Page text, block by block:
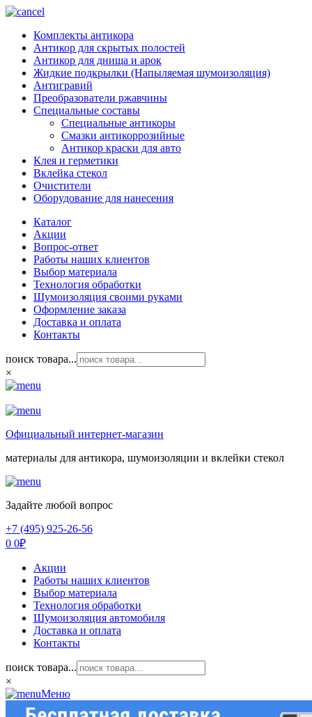
Комплекты антикора
Антикор для скрытых полостей
Антикор для днища и арок
Жидкие подкрылки (Напыляемая шумоизоляция)
Антигравий
Преобразователи ржавчины
Специальные составы
Специальные антикоры
Смазки антикоррозийные
Антикор краски для авто
Клея и герметики
Вклейка стекол
Очистители
Оборудование для нанесения
Каталог
Акции
Вопрос-ответ
Работы наших клиентов
Выбор материала
Технология обработки
Шумоизоляция своими руками
Оформление заказа
Доставка и оплата
Контакты
поиск товара...
×
Официальный интернет-магазин
материалы для антикора, шумоизоляции и вклейки стекол
Задайте любой вопрос
+7 (495) 925-26-56
0 0₽
Акции
Работы наших клиентов
Выбор материала
Технология обработки
Шумоизоляция автомобиля
Доставка и оплата
Контакты
поиск товара...
×
Меню